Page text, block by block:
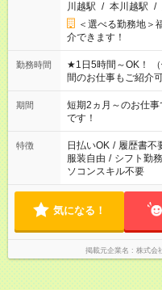
川越駅 / 本川越駅 /
＜選べる勤務地
介できます！
勤務時間
★1日5時間～OK！
間のお仕事もご紹介
家庭の都合でお休み
※週最低15時間以上
期間
短期2ヵ月～のお仕
です！
特徴 日払いOK / 履歴書不
服装自由 / シフト勤務
ソコンスキル不要
気になる！
掲載元企業名 株式会